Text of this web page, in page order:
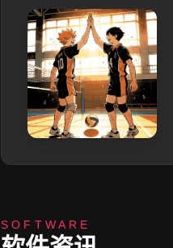
SOFTWARE